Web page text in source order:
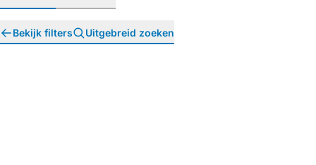
Bekijk filters Uitgebreid zoeken